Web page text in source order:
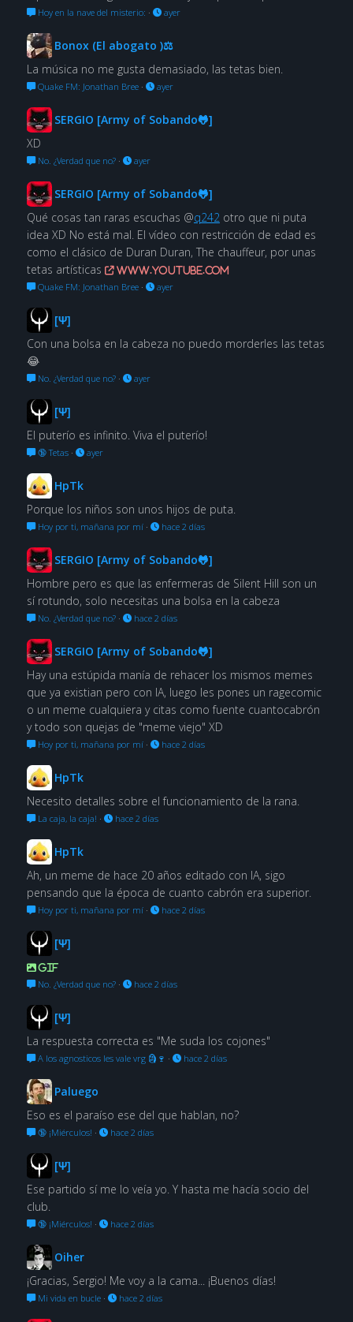
Hoy en la nave del misterio: · ayer
Bonox (El abogato )⚖
La música no me gusta demasiado, las tetas bien.
Quake FM: Jonathan Bree· ayer
SERGIO [Army of Sobando🐸]
XD
No. ¿Verdad que no?· ayer
SERGIO [Army of Sobando🐸]
Qué cosas tan raras escuchas @q242 otro que ni puta
idea XD No está mal. El vídeo con restricción de edad es
como el clásico de Duran Duran, The chauffeur, por unas
tetas artísticas
www.youtube.com
Quake FM: Jonathan Bree· ayer
[Ψ]
Con una bolsa en la cabeza no puedo morderles las tetas
😂
No. ¿Verdad que no?· ayer
[Ψ]
El puterío es infinito. Viva el puterío!
🔞 Tetas· ayer
HpTk
Porque los niños son unos hijos de puta.
Hoy por ti, mañana por mí· hace 2 días
SERGIO [Army of Sobando🐸]
Hombre pero es que las enfermeras de Silent Hill son un
sí rotundo, solo necesitas una bolsa en la cabeza
No. ¿Verdad que no?· hace 2 días
SERGIO [Army of Sobando🐸]
Hay una estúpida manía de rehacer los mismos memes
que ya existian pero con IA, luego les pones un ragecomic
o un meme cualquiera y citas como fuente cuantocabrón
y todo son quejas de "meme viejo" XD
Hoy por ti, mañana por mí· hace 2 días
HpTk
Necesito detalles sobre el funcionamiento de la rana.
La caja, la caja! · hace 2 días
HpTk
Ah, un meme de hace 20 años editado con IA, sigo
pensando que la época de cuanto cabrón era superior.
Hoy por ti, mañana por mí· hace 2 días
[Ψ]
GIF
No. ¿Verdad que no?· hace 2 días
[Ψ]
La respuesta correcta es "Me suda los cojones"
A los agnosticos les vale vrg 🗿🍷 · hace 2 días
Paluego
Eso es el paraíso ese del que hablan, no?
🔞 ¡Miérculos! · hace 2 días
[Ψ]
Ese partido sí me lo veía yo. Y hasta me hacía socio del
club.
🔞 ¡Miérculos! · hace 2 días
Oiher
¡Gracias, Sergio! Me voy a la cama... ¡Buenos días!
Mi vida en bucle· hace 2 días